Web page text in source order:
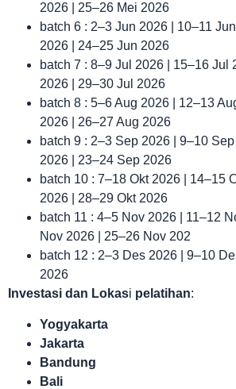
2026 | 25–26 Mei 2026
batch 6 : 2–3 Jun 2026 | 10–11
2026 | 24–25 Jun 2026
batch 7 : 8–9 Jul 2026 | 15–16 Jul
2026 | 29–30 Jul 2026
batch 8 : 5–6 Aug 2026 | 12–13
2026 | 26–27 Aug 2026
batch 9 : 2–3 Sep 2026 | 9–10
2026 | 23–24 Sep 2026
batch 10 : 7–18 Okt 2026 | 14–15
2026 | 28–29 Okt 2026
batch 11 : 4–5 Nov 2026 | 11–12
Nov 2026 | 25–26 Nov 202
batch 12 : 2–3 Des 2026 | 9–10
2026
Investasi dan Lokasi pelatihan:
Yogyakarta
Jakarta
Bandung
Bali